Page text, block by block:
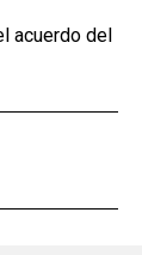
acuerdo del